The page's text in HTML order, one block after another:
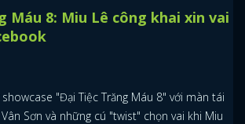
Máu 8: Miu Lê công khai xin vai
"Đại Tiệc Trăng Máu 8" với màn tái
Sơn và những cú "twist" chọn vai khi Miu